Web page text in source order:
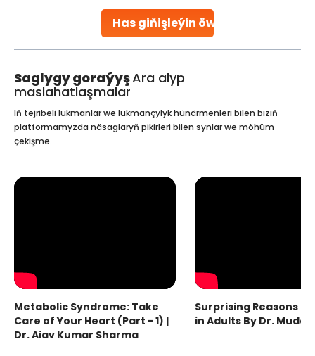
Has giňişleýin öwreniň
collected, they process the
Saglygy goraýyşAra alyp
maslahatlaşmalar
Iň tejribeli lukmanlar we lukmançylyk hünärmenleri bilen biziň
platformamyzda näsaglaryň pikirleri bilen synlar we möhüm
çekişme.
Metabolic Syndrome: Take
Care of Your Heart (Part - 1) |
Dr. Ajay Kumar Sharma
Surprising Reasons
in Adults By Dr.